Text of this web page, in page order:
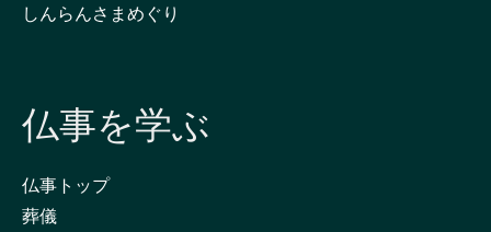
しんらんさまめぐり
仏事を学ぶ
仏事トップ
葬儀